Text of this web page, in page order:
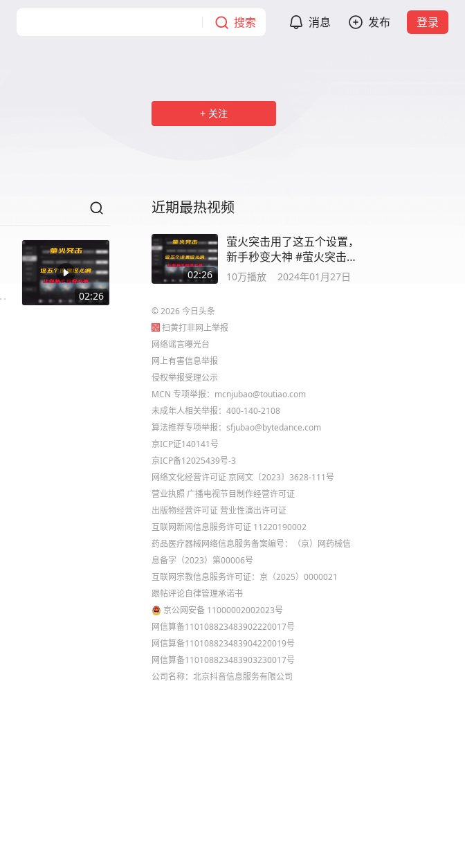
搜索 消息 发布 登录
关注
02:26
近期最热视频
02:26
萤火突击用了这五个设置，
新手秒变大神 #萤火突击无
限出金
10万播放 2024年01月27日
©2026今日头条
扫黄打非网上举报
网络谣言曝光台
网上有害信息举报
侵权举报受理公示
MCN 专项举报：mcnjubao@toutiao.com
未成年人相关举报：400-140-2108
算法推荐专项举报：sfjubao@bytedance.com
京ICP证140141号
京ICP备12025439号-3
网络文化经营许可证 京网文〔2023〕3628-111号
营业执照 广播电视节目制作经营许可证
出版物经营许可证 营业性演出许可证
互联网新闻信息服务许可证 11220190002
药品医疗器械网络信息服务备案编号：（京）网药械信
息备字（2023）第00006号
互联网宗教信息服务许可证：京（2025）0000021
跟帖评论自律管理承诺书
京公网安备 11000002002023号
网信算备110108823483902220017号
网信算备110108823483904220019号
网信算备110108823483903230017号
公司名称：北京抖音信息服务有限公司